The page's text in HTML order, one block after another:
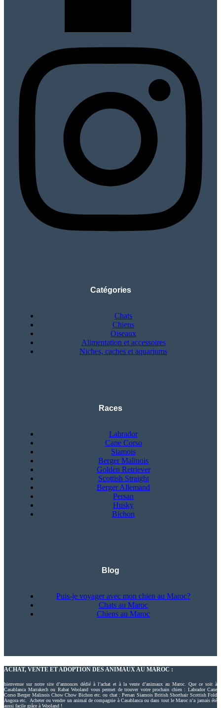
Catégories
Chats
Chiens
Oiseaux
Alimentation et accessoires
Niches, caches et aquariums
Races
Labrador
Cane Corso
Siamois
Berger Malinois
Golden Retriever
Scottish Straight
Berger Allemand
Persan
Husky
Bichon
Blog
Puis-je voyager avec mon chien au Maroc?
Chats au Maroc
Chiens au Maroc
ACHAT, VENTE ET ADOPTION DES ANIMAUX AU MAROC :
bienvenue sur notre site d’annonces dédié à l’achat et à la vente d’animaux au Maroc. Que ce soit à
Casablanca Marrakech ou Rabat Wooland vous permet de trouver votre prochain chien : Labrador Cane
Corso Berger Malinois Chow Chow Bichon etc. ou chat : Persan Siamois British Shorthair Scottish Fold
Angora etc. Acheter ou vendre un animal de compagnie à Casablanca ou dans tout le Maroc n’a jamais été
aussi facile grâce à Wooland !